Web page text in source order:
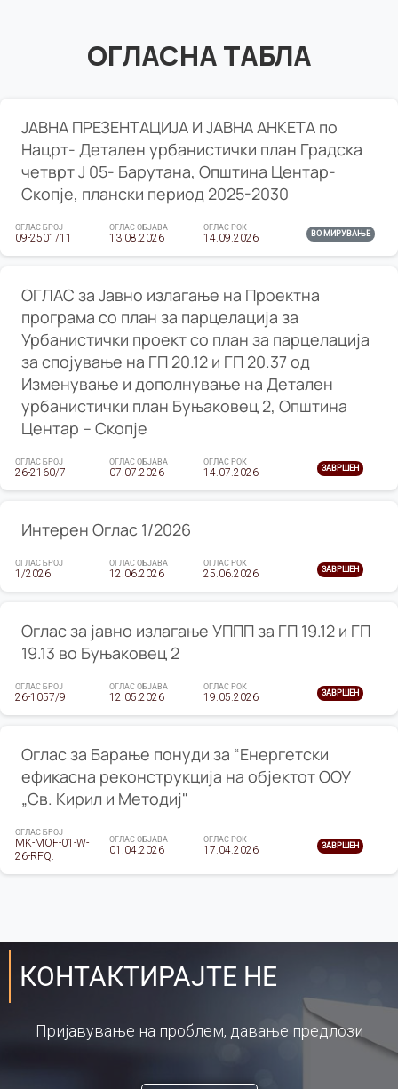
ОГЛАСНА ТАБЛА
ЈАВНА ПРЕЗЕНТАЦИЈА И ЈАВНА АНКЕТА по
Нацрт- Детален урбанистички план Градска
четврт Ј 05- Барутана, Општина Центар-
Скопје, плански период 2025-2030
ОГЛАС БРОЈ
09-2501/11
ОГЛАС ОБЈАВА
13.08.2026
ОГЛАС РОК
14.09.2026 ВО МИРУВАЊЕ
ОГЛАС за Јавно излагање на Проектна
програма со план за парцелација за
Урбанистички проект со план за парцелација
за спојување на ГП 20.12 и ГП 20.37 од
Изменување и дополнување на Детален
урбанистички план Буњаковец 2, Општина
Центар – Скопје
ОГЛАС БРОЈ
26-2160/7
ОГЛАС ОБЈАВА
07.07.2026
ОГЛАС РОК
14.07.2026 ЗАВРШЕН
Интерен Оглас 1/2026
ОГЛАС БРОЈ
1/2026
ОГЛАС ОБЈАВА
12.06.2026
ОГЛАС РОК
25.06.2026 ЗАВРШЕН
Оглас за јавно излагање УППП за ГП 19.12 и ГП
19.13 во Буњаковец 2
ОГЛАС БРОЈ
26-1057/9
ОГЛАС ОБЈАВА
12.05.2026
ОГЛАС РОК
19.05.2026 ЗАВРШЕН
Оглас за Барање понуди за “Енергетски
ефикасна реконструкција на објектот ООУ
„Св. Кирил и Методиј"
ОГЛАС БРОЈ
MK-MOF-01-W-
26-RFQ.
ОГЛАС ОБЈАВА
01.04.2026
ОГЛАС РОК
17.04.2026 ЗАВРШЕН
КОНТАКТИРАЈТЕ НЕ
Пријавување на проблем, давање предлози